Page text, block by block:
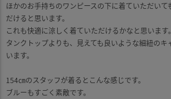
ほかのお手持ちのワンピースの下に着ていただいて
だけると思います。
これも快適に涼しく着ていただけるかなと思います。
タンクトップよりも、見えても良いような細紐の
います。
154㎝のスタッフが着るとこんな感じです。
ブルーもすごく素敵です。